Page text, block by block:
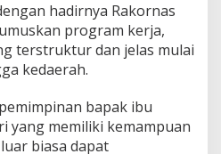
hadirnya Rakornas
program kerja,
terstruktur dan jelas mulai
kedaerah.
bapak ibu
yang memiliki kemampuan
biasa dapat